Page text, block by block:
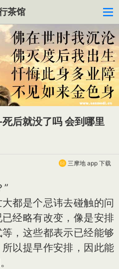
茶馆
后就没了吗 会到哪里
三摩地 app 下载
”
都是个忌讳去碰触的问
经略有改变，像是安排
，这些都表示已经能够
以提早作安排，因此能